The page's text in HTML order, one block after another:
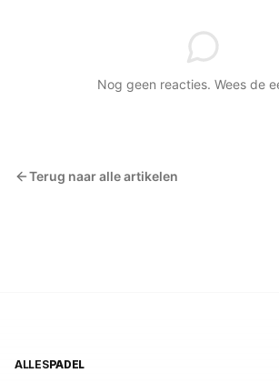
Nog geen reacties. Wees de
Terug naar alle artikelen
ALLESPADEL